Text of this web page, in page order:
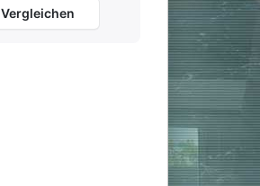
Geschlossen
Offen
120 Ohm
6-38kHz
240g
Vergleichen